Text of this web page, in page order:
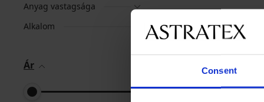
Consent
Anyag vastagsága
Alkalom
Ár